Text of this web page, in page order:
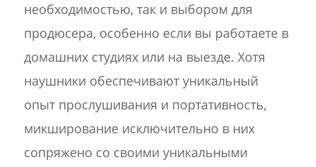
необходимостью, так и выбором для
продюсера, особенно если вы работаете в
домашних студиях или на выезде. Хотя
наушники обеспечивают уникальный
опыт прослушивания и портативность,
микширование исключительно в них
сопряжено со своими уникальными